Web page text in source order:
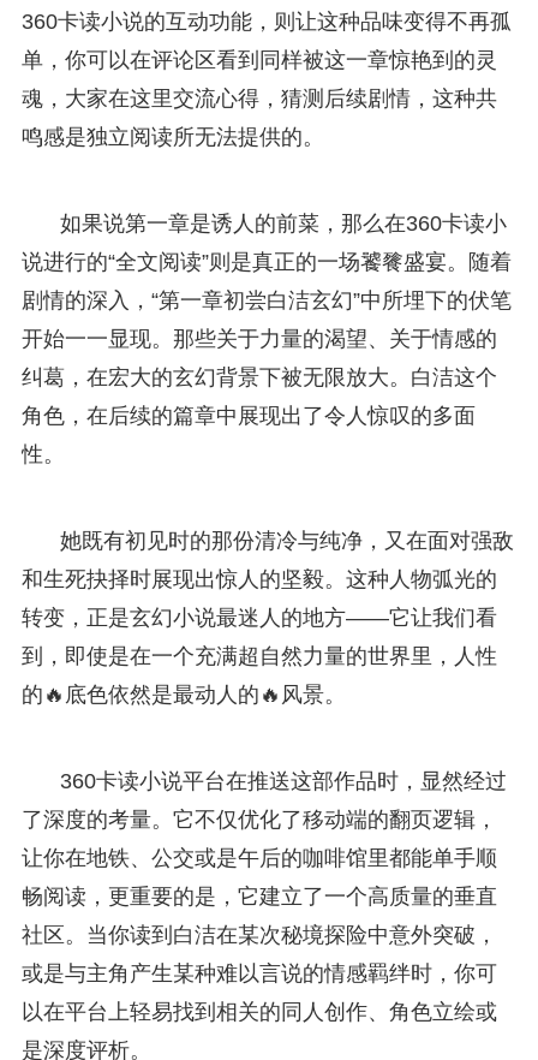
360卡读小说的互动功能，则让这种品味变得不再孤
单，你可以在评论区看到同样被这一章惊艳到的灵
魂，大家在这里交流心得，猜测后续剧情，这种共
鸣感是独立阅读所无法提供的。
如果说第一章是诱人的前菜，那么在360卡读小
说进行的“全文阅读”则是真正的一场饕餮盛宴。随着
剧情的深入，“第一章初尝白洁玄幻”中所埋下的伏笔
开始一一显现。那些关于力量的渴望、关于情感的
纠葛，在宏大的玄幻背景下被无限放大。白洁这个
角色，在后续的篇章中展现出了令人惊叹的多面
性。
她既有初见时的那份清冷与纯净，又在面对强敌
和生死抉择时展现出惊人的坚毅。这种人物弧光的
转变，正是玄幻小说最迷人的地方——它让我们看
到，即使是在一个充满超自然力量的世界里，人性
的🔥底色依然是最动人的🔥风景。
360卡读小说平台在推送这部作品时，显然经过
了深度的考量。它不仅优化了移动端的翻页逻辑，
让你在地铁、公交或是午后的咖啡馆里都能单手顺
畅阅读，更重要的是，它建立了一个高质量的垂直
社区。当你读到白洁在某次秘境探险中意外突破，
或是与主角产生某种难以言说的情感羁绊时，你可
以在平台上轻易找到相关的同人创作、角色立绘或
是深度评析。